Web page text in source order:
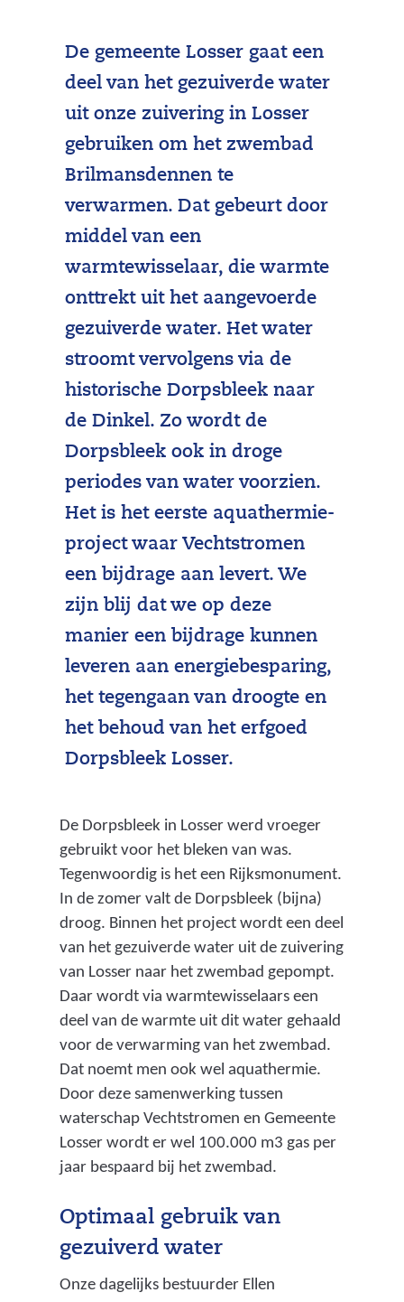
De gemeente Losser gaat een
deel van het gezuiverde water
uit onze zuivering in Losser
gebruiken om het zwembad
Brilmansdennen te
verwarmen. Dat gebeurt door
middel van een
warmtewisselaar, die warmte
onttrekt uit het aangevoerde
gezuiverde water. Het water
stroomt vervolgens via de
historische Dorpsbleek naar
de Dinkel. Zo wordt de
Dorpsbleek ook in droge
periodes van water voorzien.
Het is het eerste aquathermie-
project waar Vechtstromen
een bijdrage aan levert. We
zijn blij dat we op deze
manier een bijdrage kunnen
leveren aan energiebesparing,
het tegengaan van droogte en
het behoud van het erfgoed
Dorpsbleek Losser.
De Dorpsbleek in Losser werd vroeger
gebruikt voor het bleken van was.
Tegenwoordig is het een Rijksmonument.
In de zomer valt de Dorpsbleek (bijna)
droog. Binnen het project wordt een deel
van het gezuiverde water uit de zuivering
van Losser naar het zwembad gepompt.
Daar wordt via warmtewisselaars een
deel van de warmte uit dit water gehaald
voor de verwarming van het zwembad.
Dat noemt men ook wel aquathermie.
Door deze samenwerking tussen
waterschap Vechtstromen en Gemeente
Losser wordt er wel 100.000 m3 gas per
jaar bespaard bij het zwembad.
Optimaal gebruik van
gezuiverd water
Onze dagelijks bestuurder Ellen